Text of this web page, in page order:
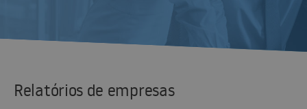
Relatórios de empresas